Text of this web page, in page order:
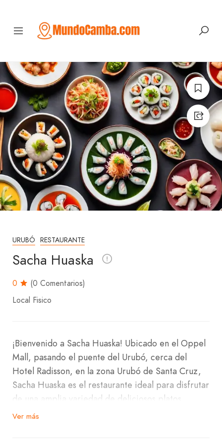
URUBÓ RESTAURANTE
Sacha Huaska
0
(0 Comentarios)
Local Fisico
¡Bienvenido a Sacha Huaska! Ubicado en el Oppel
Mall, pasando el puente del Urubó, cerca del
Hotel Radisson, en la zona Urubó de Santa Cruz,
Sacha Huaska es el restaurante ideal para disfrutar
de una amplia variedad de deliciosos platos.
Ver más